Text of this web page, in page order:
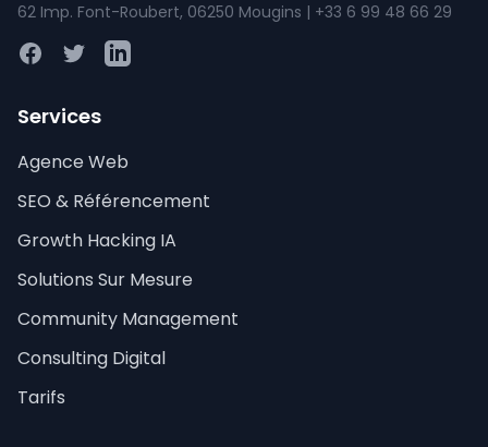
62 Imp. Font-Roubert, 06250 Mougins | +33 6 99 48 66 29
FacebookTwitterLinkedIn
Services
Agence Web
SEO & Référencement
Growth Hacking IA
Solutions Sur Mesure
Community Management
Consulting Digital
Tarifs